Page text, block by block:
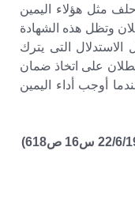
مثل هؤلاء اليمين
وتظل هذه الشهادة
التى يترك
على اتخاذ ضمان
أوجب أداء اليمين
(الطعن رقم 716 لسنة 35ق جلسة 22/6/1965 س16 ص618)